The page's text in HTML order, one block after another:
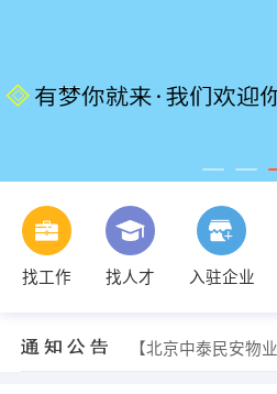
找工作 找人才 入驻企业
【中泰信投（天津
【北京中泰民安物
【北京中泰民安物